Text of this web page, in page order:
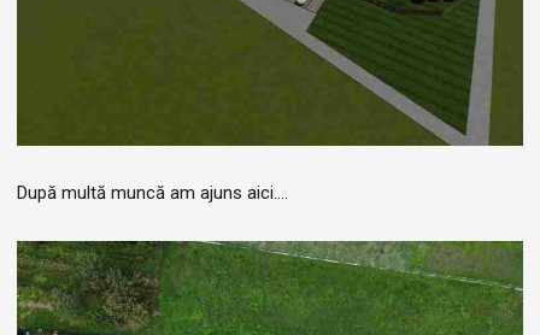
După multă muncă am ajuns aici....